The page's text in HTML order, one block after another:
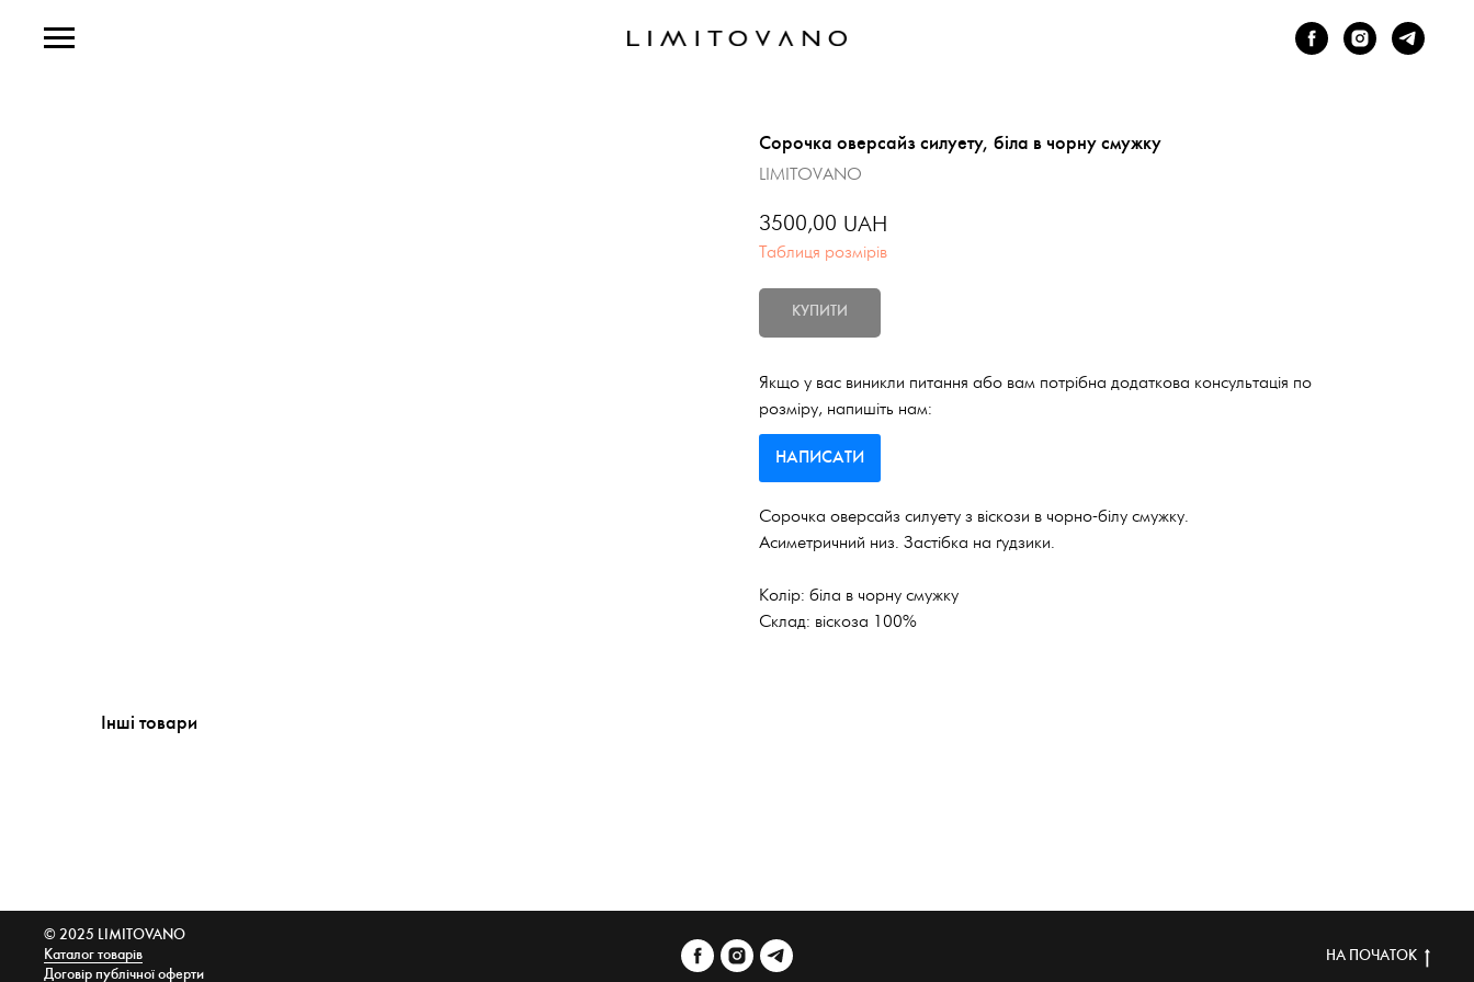
Сорочка оверсайз силуету, біла в чорну смужку
LIMITOVANO
3500,00 UAH
Таблиця розмірів
КУПИТИ
Якщо у вас виникли питання або вам потрібна додаткова консультація по
розміру, напишіть нам:
НАПИСАТИ
Сорочка оверсайз силуету з віскози в чорно-білу смужку.
Асиметричний низ. Застібка на ґудзики.
Колір: біла в чорну смужку
Склад: віскоза 100%
Інші товари
© 2025 LIMITOVANO
Каталог товарів
Договір публічної оферти
НА ПОЧАТОК